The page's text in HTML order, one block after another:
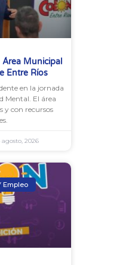
Área Municipal
Entre Ríos
en la jornada
Mental. El área
y con recursos
agosto, 2026
Empleo